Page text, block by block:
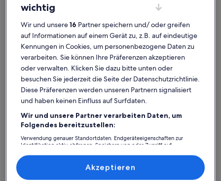
Landkreis Nordvorpommern
Hiddensee: Finde deine
perfekte Unterkunft
Weitere Infos zu Haus Maria Grieben-Hiddensee
wichtig
Wir und unsere16 Partner speichern und/ oder greifen
auf Informationen auf einem Gerät zu, z.B. auf eindeutige
Kennungen in Cookies, um personenbezogene Daten zu
verarbeiten. Sie können Ihre Präferenzen akzeptieren
oder verwalten. Klicken Sie dazu bitte unten oder
besuchen Sie jederzeit die Seite der Datenschutzrichtlinie.
Diese Präferenzen werden unseren Partnern signalisiert
und haben keinen Einfluss auf Surfdaten.
Wir und unsere Partner verarbeiten Daten, um
Folgendes bereitzustellen:
Verwendung genauer Standortdaten. Endgeräteeigenschaften zur
Identifikation aktiv abfragen. Speichern von oder Zugriff auf
Inhalte, Messung von Werbeleistung und der Performance von Inhalten,
Zielgruppenforschung sowie Entwicklung und Verbesserung von
Akzeptieren